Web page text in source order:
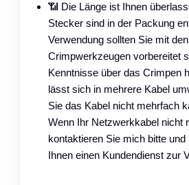
📶 Die Länge ist Ihnen
Stecker sind in der Packung
Verwendung sollten Sie mit
Crimpwerkzeugen vorbereitet
Kenntnisse über das Crimpen
lässt sich in mehrere Kabel
Sie das Kabel nicht mehrfach
Wenn Ihr Netzwerkkabel nicht
kontaktieren Sie mich bitte
Ihnen einen Kundendienst zur